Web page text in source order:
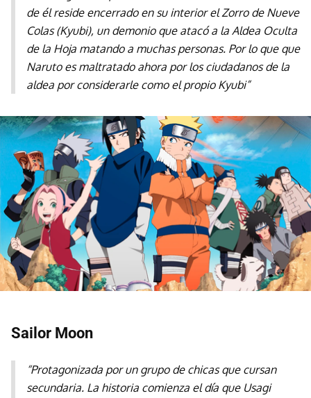
de él reside encerrado en su interior el Zorro de Nueve
Colas (Kyubi), un demonio que atacó a la Aldea Oculta
de la Hoja matando a muchas personas. Por lo que que
Naruto es maltratado ahora por los ciudadanos de la
aldea por considerarle como el propio Kyubi”
Sailor Moon
“Protagonizada por un grupo de chicas que cursan
secundaria. La historia comienza el día que Usagi